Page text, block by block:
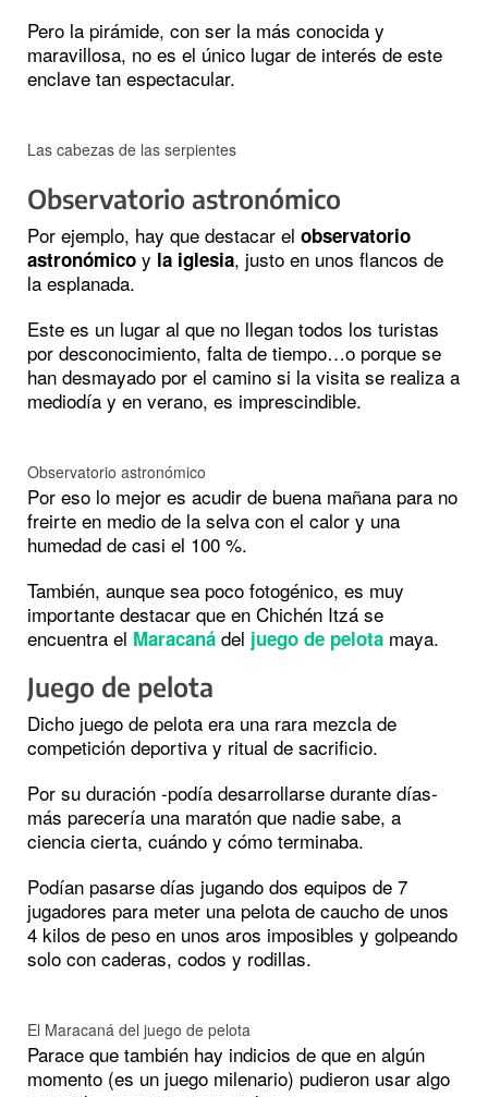
Pero la pirámide, con ser la más conocida y
maravillosa, no es el único lugar de interés de este
enclave tan espectacular.
Las cabezas de las serpientes
Observatorio astronómico
Por ejemplo, hay que destacar el observatorio
astronómico y la iglesia, justo en unos flancos de
la esplanada.
Este es un lugar al que no llegan todos los turistas
por desconocimiento, falta de tiempo…o porque se
han desmayado por el camino si la visita se realiza a
mediodía y en verano, es imprescindible.
Observatorio astronómico
Por eso lo mejor es acudir de buena mañana para no
freirte en medio de la selva con el calor y una
humedad de casi el 100 %.
También, aunque sea poco fotogénico, es muy
importante destacar que en Chichén Itzá se
encuentra el Maracaná del juego de pelota maya.
Juego de pelota
Dicho juego de pelota era una rara mezcla de
competición deportiva y ritual de sacrificio.
Por su duración -podía desarrollarse durante días-
más parecería una maratón que nadie sabe, a
ciencia cierta, cuándo y cómo terminaba.
Podían pasarse días jugando dos equipos de 7
jugadores para meter una pelota de caucho de unos
4 kilos de peso en unos aros imposibles y golpeando
solo con caderas, codos y rodillas.
El Maracaná del juego de pelota
Parace que también hay indicios de que en algún
momento (es un juego milenario) pudieron usar algo